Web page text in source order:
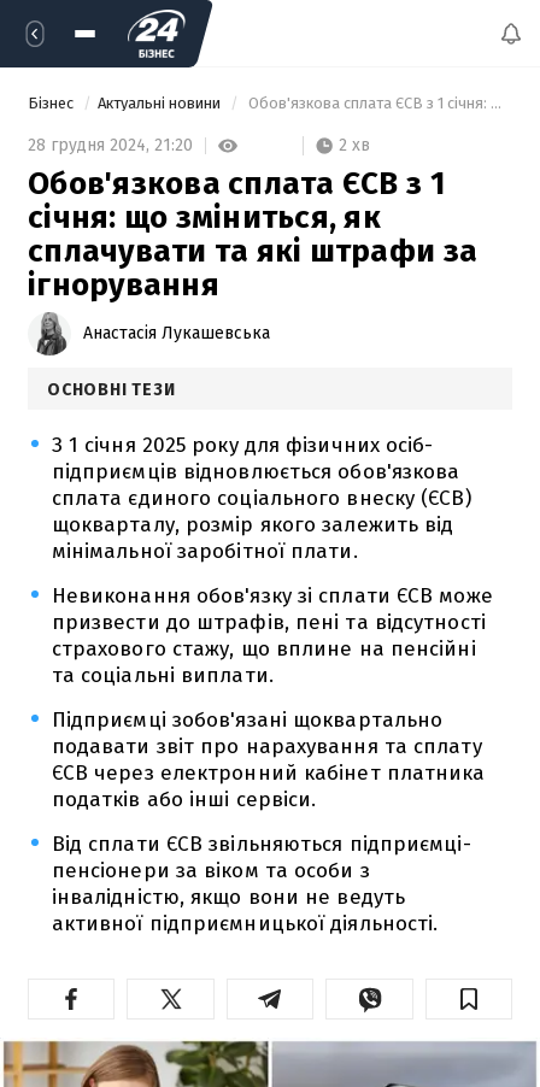
Бізнес Актуальні новини Обов'язкова сплата ЄСВ з 1 січня: що зміниться, як сплачувати та які штрафи за ігнорування
28 грудня 2024, 21:20 2 хв
Обов'язкова сплата ЄСВ з 1
січня: що зміниться, як
сплачувати та які штрафи за
ігнорування
Анастасія Лукашевська
ОСНОВНІ ТЕЗИ
З 1 січня 2025 року для фізичних осіб-
підприємців відновлюється обов'язкова
сплата єдиного соціального внеску (ЄСВ)
щокварталу, розмір якого залежить від
мінімальної заробітної плати.
Невиконання обов'язку зі сплати ЄСВ може
призвести до штрафів, пені та відсутності
страхового стажу, що вплине на пенсійні
та соціальні виплати.
Підприємці зобов'язані щоквартально
подавати звіт про нарахування та сплату
ЄСВ через електронний кабінет платника
податків або інші сервіси.
Від сплати ЄСВ звільняються підприємці-
пенсіонери за віком та особи з
інвалідністю, якщо вони не ведуть
активної підприємницької діяльності.